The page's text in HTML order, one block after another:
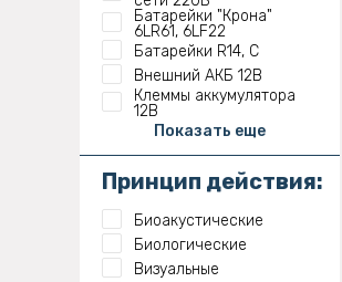
Батарейки "Крона"
6LR61, 6LF22
Батарейки R14, C
Внешний АКБ 12В
Клеммы аккумулятора
12В
Показать еще
Принцип действия:
Биоакустические
Биологические
Визуальные